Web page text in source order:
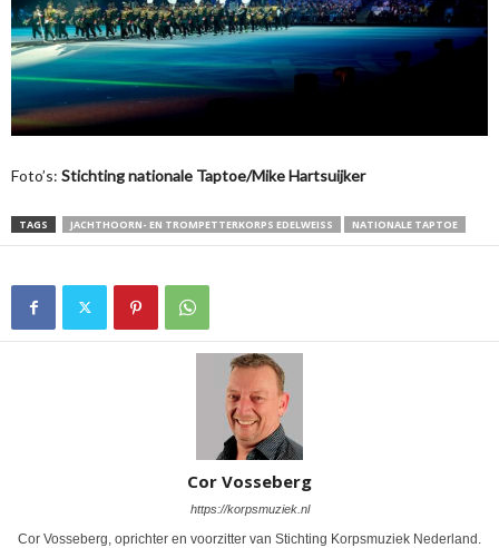
Foto’s: Stichting nationale Taptoe/Mike Hartsuijker
TAGS JACHTHOORN- EN TROMPETTERKORPS EDELWEISS NATIONALE TAPTOE
Cor Vosseberg
https://korpsmuziek.nl
Cor Vosseberg, oprichter en voorzitter van Stichting Korpsmuziek Nederland.